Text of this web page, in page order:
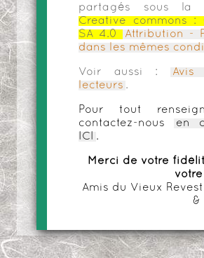
partagés sous la
Creative commons :
SA 4.0
Attribution -
dans les mêmes
Voir aussi :
lecteurs .
Pour tout
contactez-nous
en
ICI
.
Merci de votre
Amis du Vieux
&